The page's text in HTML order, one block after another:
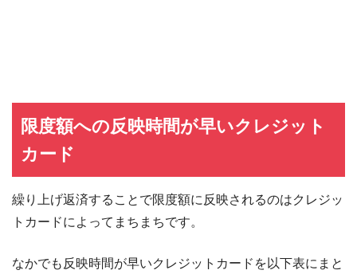
限度額への反映時間が早いクレジット
カード
繰り上げ返済することで限度額に反映されるのはクレジッ
トカードによってまちまちです。
なかでも反映時間が早いクレジットカードを以下表にまと